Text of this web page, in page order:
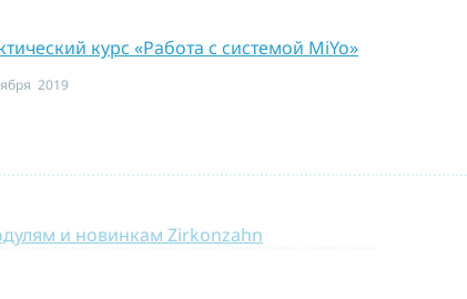
курс «Работа с системой MiYo»
2019
курс «B» по модулям и новинкам Zirkonzahn